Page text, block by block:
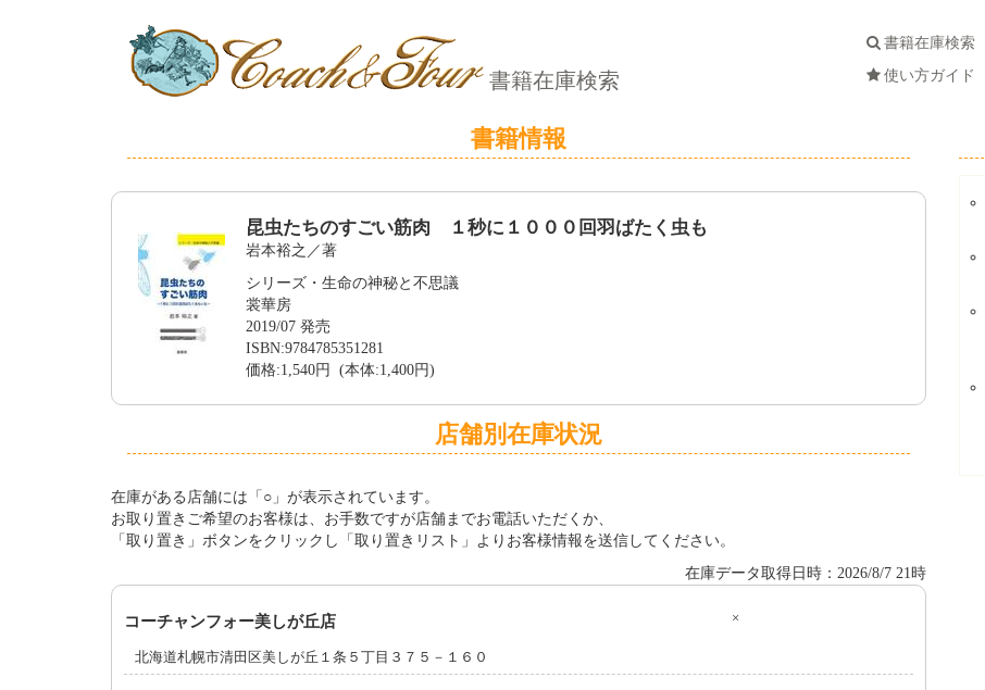
書籍在庫検索
書籍在庫検索
使い方ガイド
書籍情報
昆虫たちのすごい筋肉 １秒に１０００回羽ばたく虫も
岩本裕之／著
シリーズ・生命の神秘と不思議
裳華房
2019/07 発売
ISBN:9784785351281
価格:1,540円 (本体:1,400円)
店舗別在庫状況
在庫がある店舗には「○」が表示されています。
お取り置きご希望のお客様は、お手数ですが店舗までお電話いただくか、
「取り置き」ボタンをクリックし「取り置きリスト」よりお客様情報を送信してください。
在庫データ取得日時：2026/8/7 21時
コーチャンフォー美しが丘店 ×
北海道札幌市清田区美しが丘１条５丁目３７５－１６０